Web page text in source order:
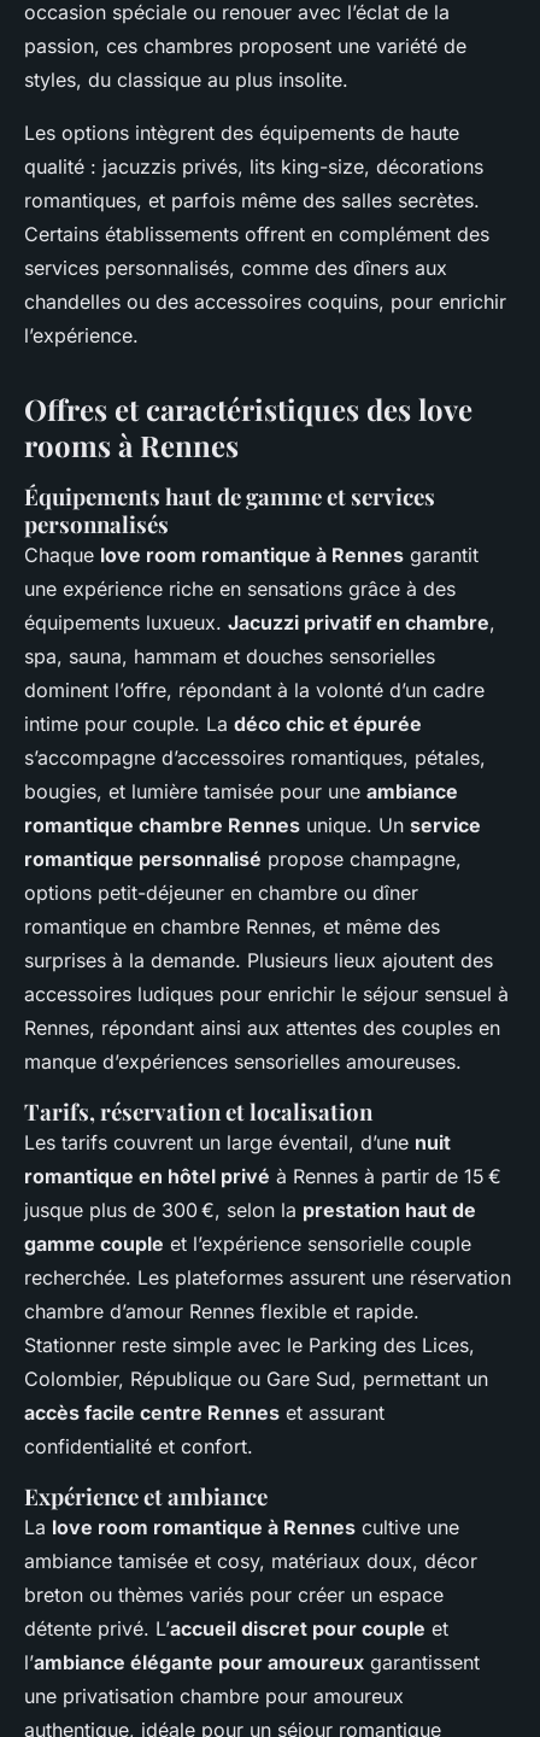
occasion spéciale ou renouer avec l’éclat de la
passion, ces chambres proposent une variété de
styles, du classique au plus insolite.
Les options intègrent des équipements de haute
qualité : jacuzzis privés, lits king-size, décorations
romantiques, et parfois même des salles secrètes.
Certains établissements offrent en complément des
services personnalisés, comme des dîners aux
chandelles ou des accessoires coquins, pour enrichir
l’expérience.
Offres et caractéristiques des love
rooms à Rennes
Équipements haut de gamme et services
personnalisés
Chaque love room romantique à Rennes garantit
une expérience riche en sensations grâce à des
équipements luxueux. Jacuzzi privatif en chambre,
spa, sauna, hammam et douches sensorielles
dominent l’offre, répondant à la volonté d’un cadre
intime pour couple. La déco chic et épurée
s’accompagne d’accessoires romantiques, pétales,
bougies, et lumière tamisée pour une ambiance
romantique chambre Rennes unique. Un service
romantique personnalisé propose champagne,
options petit-déjeuner en chambre ou dîner
romantique en chambre Rennes, et même des
surprises à la demande. Plusieurs lieux ajoutent des
accessoires ludiques pour enrichir le séjour sensuel à
Rennes, répondant ainsi aux attentes des couples en
manque d’expériences sensorielles amoureuses.
Tarifs, réservation et localisation
Les tarifs couvrent un large éventail, d’une nuit
romantique en hôtel privé à Rennes à partir de 15 €
jusque plus de 300 €, selon la prestation haut de
gamme couple et l’expérience sensorielle couple
recherchée. Les plateformes assurent une réservation
chambre d’amour Rennes flexible et rapide.
Stationner reste simple avec le Parking des Lices,
Colombier, République ou Gare Sud, permettant un
accès facile centre Rennes et assurant
confidentialité et confort.
Expérience et ambiance
La love room romantique à Rennes cultive une
ambiance tamisée et cosy, matériaux doux, décor
breton ou thèmes variés pour créer un espace
détente privé. L’accueil discret pour couple et
l’ambiance élégante pour amoureux garantissent
une privatisation chambre pour amoureux
authentique, idéale pour un séjour romantique